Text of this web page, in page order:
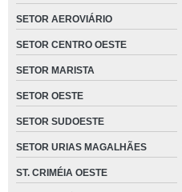
SETOR AEROVIÁRIO
SETOR CENTRO OESTE
SETOR MARISTA
SETOR OESTE
SETOR SUDOESTE
SETOR URIAS MAGALHÃES
ST. CRIMÉIA OESTE